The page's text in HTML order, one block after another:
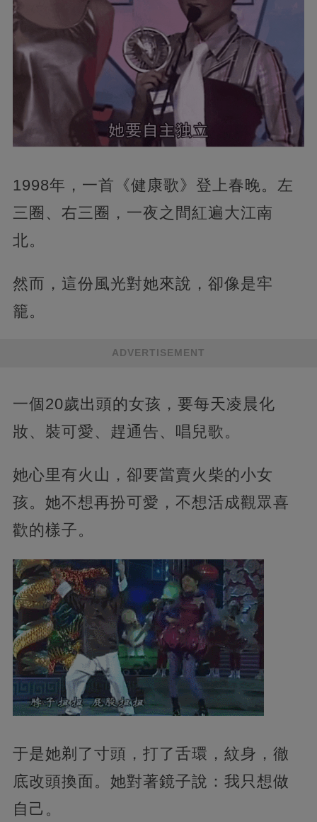
1998年，一首《健康歌》登上春晚。左
三圈、右三圈，一夜之間紅遍大江南
北。
然而，這份風光對她來說，卻像是牢
籠。
ADVERTISEMENT
一個20歲出頭的女孩，要每天凌晨化
妝、裝可愛、趕通告、唱兒歌。
她心里有火山，卻要當賣火柴的小女
孩。她不想再扮可愛，不想活成觀眾喜
歡的樣子。
于是她剃了寸頭，打了舌環，紋身，徹
底改頭換面。她對著鏡子說：我只想做
自己。